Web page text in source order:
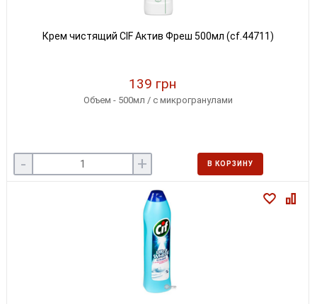
Крем чистящий CIF Актив Фреш 500мл (cf.44711)
139 грн
Объем - 500мл / с микрогранулами
- + В КОРЗИНУ